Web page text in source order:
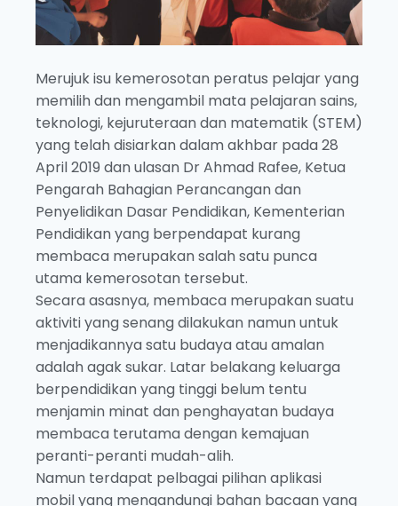
Merujuk isu kemerosotan peratus pelajar yang
memilih dan mengambil mata pelajaran sains,
teknologi, kejuruteraan dan matematik (STEM)
yang telah disiarkan dalam akhbar pada 28
April 2019 dan ulasan Dr Ahmad Rafee, Ketua
Pengarah Bahagian Perancangan dan
Penyelidikan Dasar Pendidikan, Kementerian
Pendidikan yang berpendapat kurang
membaca merupakan salah satu punca
utama kemerosotan tersebut.
Secara asasnya, membaca merupakan suatu
aktiviti yang senang dilakukan namun untuk
menjadikannya satu budaya atau amalan
adalah agak sukar. Latar belakang keluarga
berpendidikan yang tinggi belum tentu
menjamin minat dan penghayatan budaya
membaca terutama dengan kemajuan
peranti-peranti mudah-alih.
Namun terdapat pelbagai pilihan aplikasi
mobil yang mengandungi bahan bacaan yang